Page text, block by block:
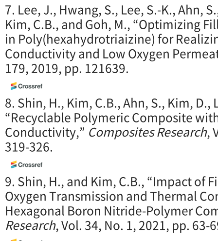
7. Lee, J., Hwang, S., Lee, S.-K., Ahn,
Kim, C.B., and Goh, M., “Optimizing
in Poly(hexahydrotriaizine) for
Conductivity and Low Oxygen
179, 2019, pp. 121639.
8. Shin, H., Kim, C.B., Ahn, S., Kim, D.,
“Recyclable Polymeric Composite
Conductivity,” Composites Research,
319-326.
9. Shin, H., and Kim, C.B., “Impact of
Oxygen Transmission and Thermal
Hexagonal Boron Nitride-Polymer
Research, Vol. 34, No. 1, 2021, pp. 63-